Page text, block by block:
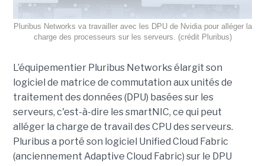
Pluribus Networks va travailler avec les DPU de Nvidia pour alléger la
charge des processeurs sur les serveurs. (crédit Pluribus)
L’équipementier Pluribus Networks élargit son
logiciel de matrice de commutation aux unités de
traitement des données (DPU) basées sur les
serveurs, c'est-à-dire les smartNIC, ce qui peut
alléger la charge de travail des CPU des serveurs.
Pluribus a porté son logiciel Unified Cloud Fabric
(anciennement Adaptive Cloud Fabric) sur le DPU